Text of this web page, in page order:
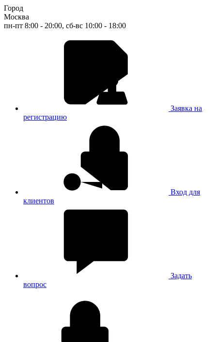
Город
Москва
пн-пт 8:00 - 20:00, сб-вс 10:00 - 18:00
Заявка на
регистрацию
Вход для
клиентов
Задать
вопрос